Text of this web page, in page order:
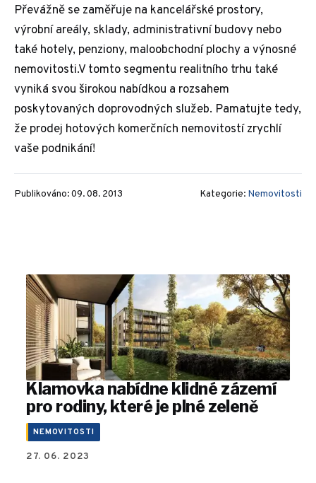
Převážně se zaměřuje na kancelářské prostory,
výrobní areály, sklady, administrativní budovy nebo
také hotely, penziony, maloobchodní plochy a výnosné
nemovitosti.V tomto segmentu realitního trhu také
vyniká svou širokou nabídkou a rozsahem
poskytovaných doprovodných služeb. Pamatujte tedy,
že prodej hotových komerčních nemovitostí zrychlí
vaše podnikání!
Publikováno: 09. 08. 2013 Kategorie: Nemovitosti
Klamovka nabídne klidné zázemí
pro rodiny, které je plné zeleně
NEMOVITOSTI
27. 06. 2023